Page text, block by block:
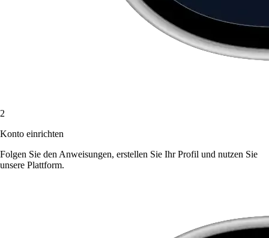
2
Konto einrichten
Folgen Sie den Anweisungen, erstellen Sie Ihr Profil und nutzen Sie
unsere Plattform.